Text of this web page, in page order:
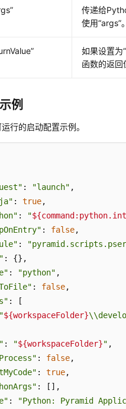
传递给
使用“args”。
如果设置为
函数的返回
例
行的启动配置示例。
: "launch" ,
: true,
: "
: false,
:
: {},
: "python" ,
: false,
: [
"${workspaceFolder}
: "${workspaceFolder}" ,
: false,
: true,
: [],
: "Python: Pyramid